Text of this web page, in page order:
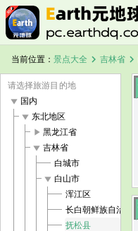
当前位置： 景点大全 chevron_right 吉林省 chevron_right
请选择旅游目的地
play_arrow 国内
play_arrow 东北地区
play_arrow 黑龙江省
play_arrow 吉林省
白城市
play_arrow 白山市
浑江区
长白朝鲜族自治县
抚松县